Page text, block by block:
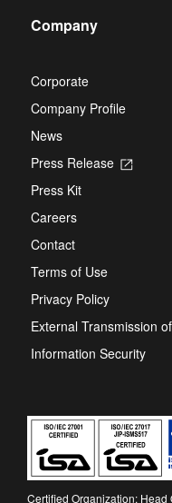
Company
Corporate
Company Profile
News
Press Release
Opens
Press Kit
Careers
Contact
Terms of Use
Privacy Policy
External Transmission
Information Security
Certified Organization: Head